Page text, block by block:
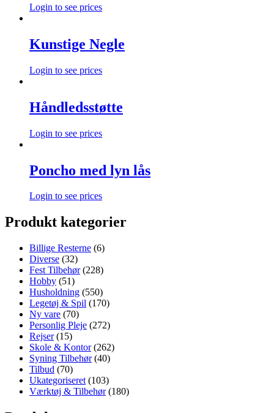
Login to see prices
Kunstige Negle
Login to see prices
Håndledsstøtte
Login to see prices
Poncho med lyn lås
Login to see prices
Produkt kategorier
Billige Resterne (6)
Diverse (32)
Fest Tilbehør (228)
Hobby (51)
Husholdning (550)
Legetøj & Spil (170)
Ny vare (70)
Personlig Pleje (272)
Rejser (15)
Skole & Kontor (262)
Syning Tilbehør (40)
Tilbud (70)
Ukategoriseret (103)
Værktøj & Tilbehør (180)